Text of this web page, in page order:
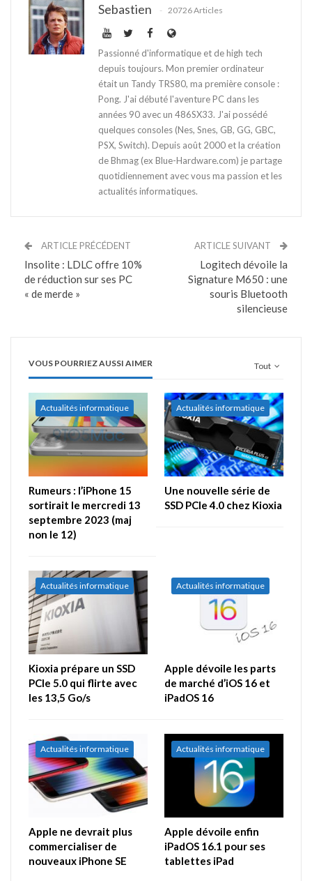
Sebastien 20726 Articles
Passionné d'informatique et de high tech
depuis toujours. Mon premier ordinateur
était un Tandy TRS80, ma première console :
Pong. J'ai débuté l'aventure PC dans les
années 90 avec un 486SX33. J'ai possédé
quelques consoles (Nes, Snes, GB, GG, GBC,
PSX, Switch). Depuis août 2000 et la création
de Bhmag (ex Blue-Hardware.com) je partage
quotidiennement avec vous ma passion et les
actualités informatiques.
ARTICLE PRÉCÉDENT
Insolite : LDLC offre 10%
de réduction sur ses PC
« de merde »
ARTICLE SUIVANT
Logitech dévoile la
Signature M650 : une
souris Bluetooth
silencieuse
Tout
VOUS POURRIEZ AUSSI AIMER
Actualités informatique
Rumeurs : l’iPhone 15
sortirait le mercredi 13
septembre 2023 (maj
non le 12)
Actualités informatique
Une nouvelle série de
SSD PCIe 4.0 chez Kioxia
Actualités informatique
Kioxia prépare un SSD
PCIe 5.0 qui flirte avec
les 13,5 Go/s
Actualités informatique
Apple dévoile les parts
de marché d’iOS 16 et
iPadOS 16
Actualités informatique
Apple ne devrait plus
commercialiser de
nouveaux iPhone SE
Actualités informatique
Apple dévoile enfin
iPadOS 16.1 pour ses
tablettes iPad